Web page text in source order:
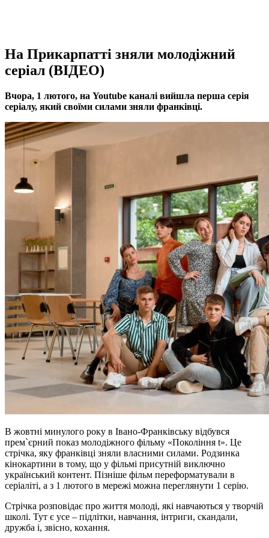
На Прикарпатті зняли молодіжний
серіал (ВІДЕО)
Вчора, 1 лютого, на Youtube каналі вийшла перша серія
серіалу, який своїми силами зняли франківці.
В жовтні минулого року в Івано-Франківську відбувся
прем`єрний показ молодіжного фільму «Покоління t». Це
стрічка, яку франківці зняли власними силами. Родзинка
кінокартини в тому, що у фільмі присутній виключно
український контент. Пізніше фільм переформатували в
серіаліті, а з 1 лютого в мережі можна переглянути 1 серію.
Стрічка розповідає про життя молоді, які навчаються у творчій
школі. Тут є усе – підлітки, навчання, інтриги, скандали,
дружба і, звісно, кохання.